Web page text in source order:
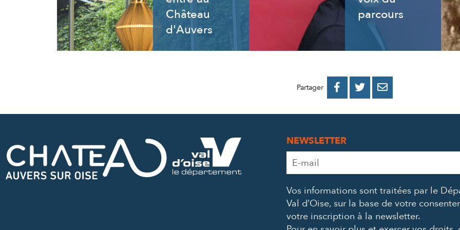
Château
d'Auvers
parcours
Partager 
PARTAGER
PARTAGER
PARTAGER
NEWSLETTER
Adresse
e-
*
Vos informations sont traitées par le
Val d’Oise, sur la base de votre
votre inscription à la newsletter.